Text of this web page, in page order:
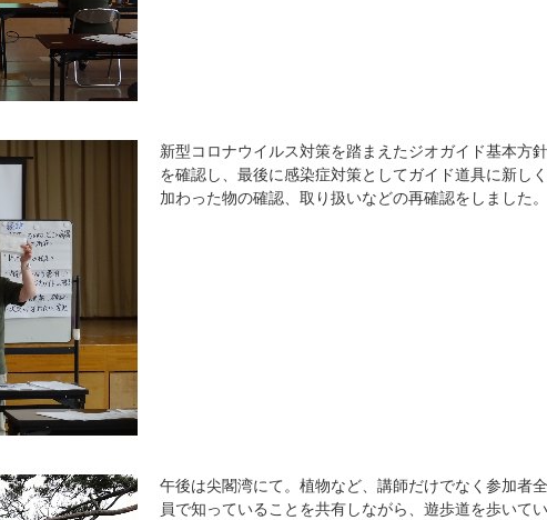
新型コロナウイルス対策を踏まえたジオガイド基本方針
を確認し、最後に感染症対策としてガイド道具に新しく
加わった物の確認、取り扱いなどの再確認をしました。
午後は尖閣湾にて。植物など、講師だけでなく参加者全
員で知っていることを共有しながら、遊歩道を歩いてい